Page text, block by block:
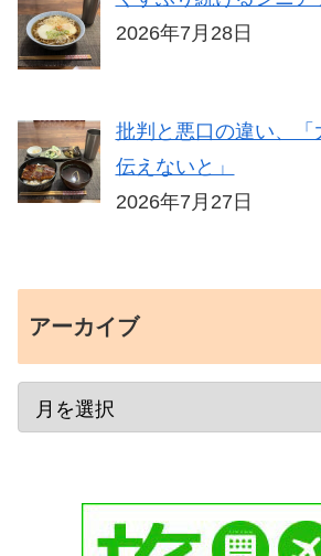
2026年7月28日
批判と悪口の違い、
伝えないと」
2026年7月27日
アーカイブ